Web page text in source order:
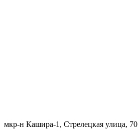
мкр-н Кашира-1, Стрелецкая улица, 70